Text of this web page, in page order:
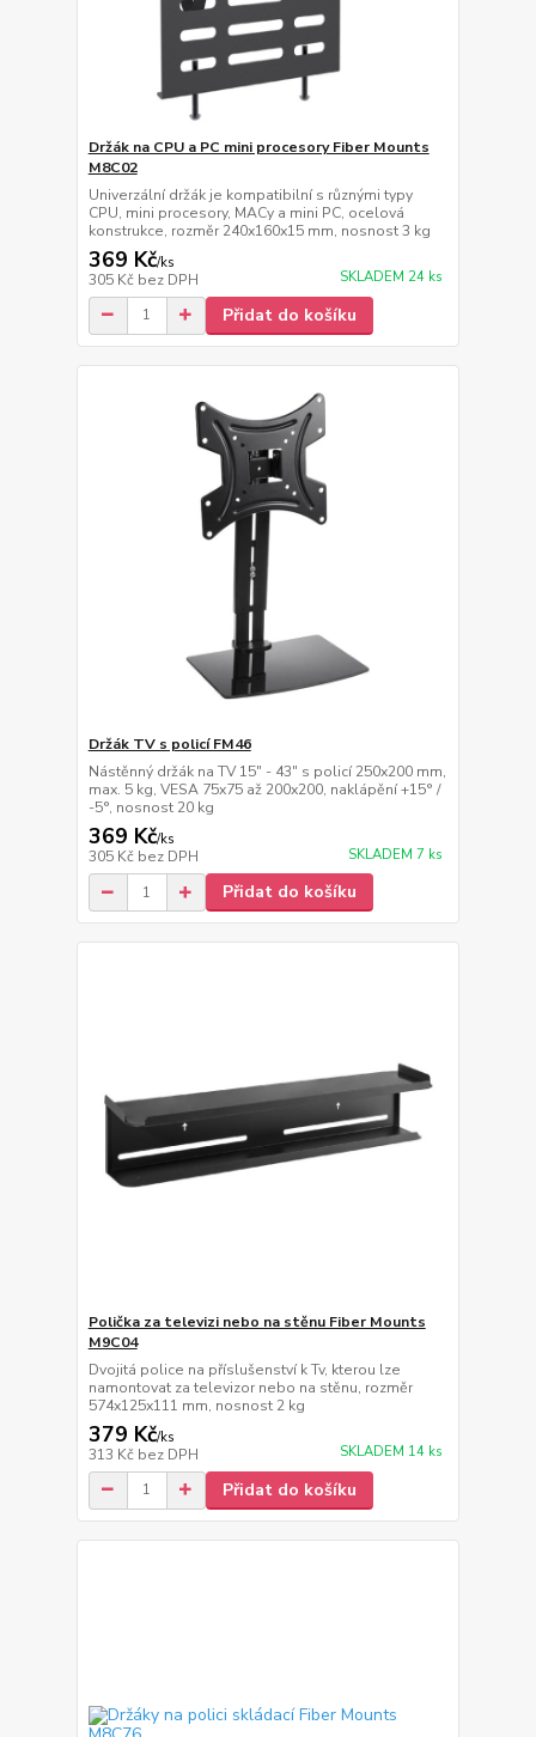
Držák na CPU a PC mini procesory Fiber Mounts
M8C02
Univerzální držák je kompatibilní s různými typy
CPU, mini procesory, MACy a mini PC, ocelová
konstrukce, rozměr 240x160x15 mm, nosnost 3 kg
369 Kč/ks
305 Kč bez DPH SKLADEM 24 ks
Přidat do košíku
Držák TV s policí FM46
Nástěnný držák na TV 15" - 43" s policí 250x200 mm,
max. 5 kg, VESA 75x75 až 200x200, naklápění +15° /
-5°, nosnost 20 kg
369 Kč/ks
305 Kč bez DPH SKLADEM 7 ks
Přidat do košíku
Polička za televizi nebo na stěnu Fiber Mounts
M9C04
Dvojitá police na příslušenství k Tv, kterou lze
namontovat za televizor nebo na stěnu, rozměr
574x125x111 mm, nosnost 2 kg
379 Kč/ks
313 Kč bez DPH SKLADEM 14 ks
Přidat do košíku